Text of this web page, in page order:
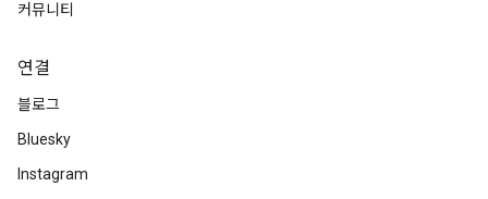
커뮤니티
연결
블로그
Bluesky
Instagram